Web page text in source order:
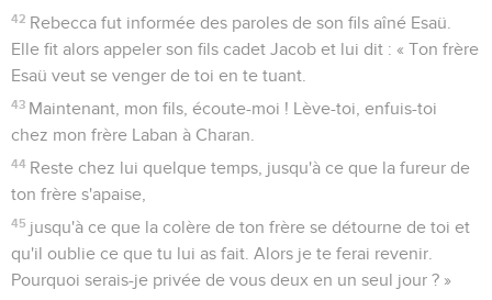
42 Rebecca fut informée des paroles de son fils aîné Esaü.
Elle fit alors appeler son fils cadet Jacob et lui dit : « Ton frère
Esaü veut se venger de toi en te tuant.
43 Maintenant, mon fils, écoute-moi ! Lève-toi, enfuis-toi
chez mon frère Laban à Charan.
44 Reste chez lui quelque temps, jusqu'à ce que la fureur de
ton frère s'apaise,
45 jusqu'à ce que la colère de ton frère se détourne de toi et
qu'il oublie ce que tu lui as fait. Alors je te ferai revenir.
Pourquoi serais-je privée de vous deux en un seul jour ? »